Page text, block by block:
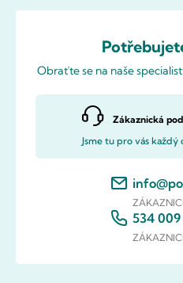
Obraťte se na naše
Zákaznická
Jsme tu pro vás každý
534